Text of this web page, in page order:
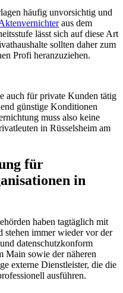
häufig unvorsichtig und
aus dem
lässt sich auf diese Art
sollten daher zum
Profi heranzuziehen.
auch für private Kunden tätig
günstige Konditionen
muss also keine
in Rüsselsheim am
für
in
haben tagtäglich mit
stehen immer wieder vor der
datenschutzkonform
Main sowie der näheren
externe Dienstleister, die die
ausführen.